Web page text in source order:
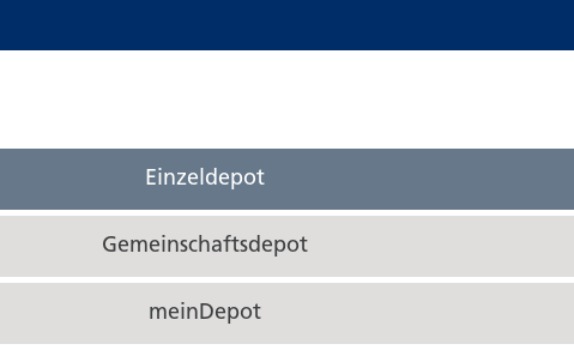
Einzeldepot
Gemeinschaftsdepot
meinDepot